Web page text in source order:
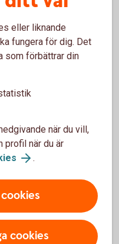
bedragarna.
på
ut att komma från
att lura dig. Bedragare
för att skapa
dig.
ta dig tid, tänk efter och
eller liknande
fungera för dig. Det
som förbättrar din
när du vill,
profil när du är
.
cookies